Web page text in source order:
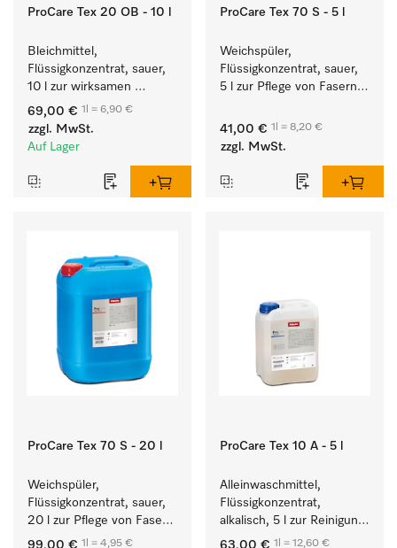
ProCare Tex 20 OB - 10 l
Bleichmittel,
Flüssigkonzentrat, sauer,
10 l zur wirksamen
Entfernung von
hartnäckigen Flecken.
69,00 € 1l = 6,90 €
zzgl. MwSt.
Auf Lager
ProCare Tex 70 S - 5 l
Weichspüler,
Flüssigkonzentrat, sauer,
5 l zur Pflege von Fasern
Geschmeidigkeit der
Textilien.
41,00 € 1l = 8,20 €
zzgl. MwSt.
ProCare Tex 70 S - 20 l
Weichspüler,
Flüssigkonzentrat, sauer,
20 l zur Pflege von Fasern
für eine langfristige
99,00 € 1l = 4,95 €
ProCare Tex 10 A - 5 l
Alleinwaschmittel,
Flüssigkonzentrat,
alkalisch, 5 l zur Reinigung
weißer Textilien und
63,00 € 1l = 12,60 €